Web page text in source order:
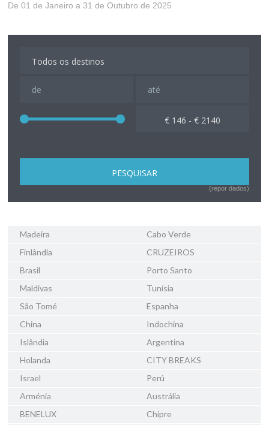
De 01 de Janeiro a 31 de Outubro de 2025
€ 146 - € 2140
(repor dados)
Madeira
Cabo Verde
Finlândia
CRUZEIROS
Brasil
Porto Santo
Maldivas
Tunísia
São Tomé
Espanha
China
Indochina
Islândia
Argentina
Holanda
CITY BREAKS
Israel
Perú
Arménia
Austrália
BENELUX
Chipre